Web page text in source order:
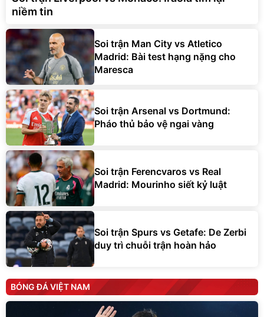
niềm tin
Soi trận Man City vs Atletico
Madrid: Bài test hạng nặng cho
Maresca
Soi trận Arsenal vs Dortmund:
Pháo thủ bảo vệ ngai vàng
Soi trận Ferencvaros vs Real
Madrid: Mourinho siết kỷ luật
Soi trận Spurs vs Getafe: De Zerbi
duy trì chuỗi trận hoàn hảo
BÓNG ĐÁ VIỆT NAM